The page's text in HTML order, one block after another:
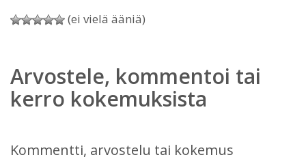
(ei vielä ääniä)
Arvostele, kommentoi tai
kerro kokemuksista
Kommentti, arvostelu tai kokemus